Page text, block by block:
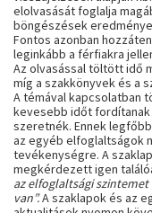
elolvasását foglalja
böngészések
Fontos azonban
leginkább a férfiakra
Az olvasással töltött idő
míg a szakkönyvek és a
A témával kapcsolatban
kevesebb időt fordítanak
szeretnék. Ennek
az egyéb elfoglaltságok
tevékenységre. A
megkérdezett igen
az elfoglaltsági
van”.A szaklapok és az